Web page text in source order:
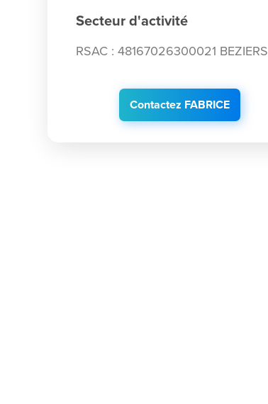
Secteur d'activité
RSAC : 48167026300021 BEZIERS
Contactez FABRICE